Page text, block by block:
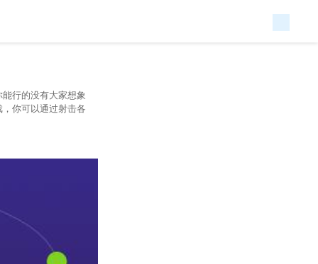
行的没有大家想象
你可以通过射击各